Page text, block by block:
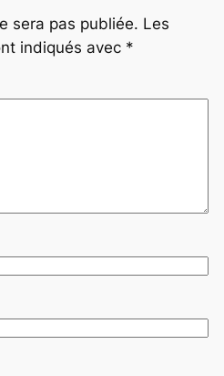
sera pas publiée. Les
indiqués avec *